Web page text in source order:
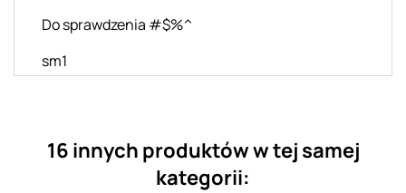
Do sprawdzenia #$%^
sm1
16 innych produktów w tej samej
kategorii: